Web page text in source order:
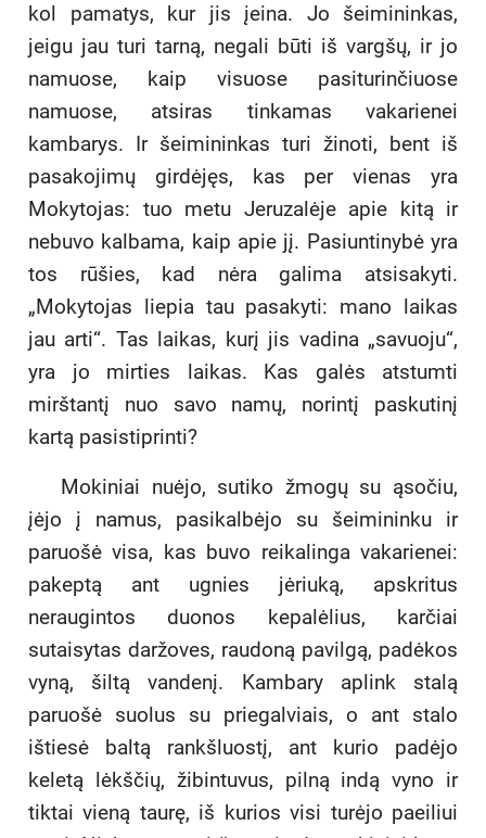
kol pamatys, kur jis įeina. Jo šeimininkas,
jeigu jau turi tarną, negali būti iš vargšų, ir jo
namuose, kaip visuose pasiturinčiuose
namuose, atsiras tinkamas vakarienei
kambarys. Ir šeimininkas turi žinoti, bent iš
pasakojimų girdėjęs, kas per vienas yra
Mokytojas: tuo metu Jeruzalėje apie kitą ir
nebuvo kalbama, kaip apie jį. Pasiuntinybė yra
tos rūšies, kad nėra galima atsisakyti.
„Mokytojas liepia tau pasakyti: mano laikas
jau arti“. Tas laikas, kurį jis vadina „savuoju“,
yra jo mirties laikas. Kas galės atstumti
mirštantį nuo savo namų, norintį paskutinį
kartą pasistiprinti?
Mokiniai nuėjo, sutiko žmogų su ąsočiu,
įėjo į namus, pasikalbėjo su šeimininku ir
paruošė visa, kas buvo reikalinga vakarienei:
pakeptą ant ugnies jėriuką, apskritus
neraugintos duonos kepalėlius, karčiai
sutaisytas daržoves, raudoną pavilgą, padėkos
vyną, šiltą vandenį. Kambary aplink stalą
paruošė suolus su priegalviais, o ant stalo
ištiesė baltą rankšluostį, ant kurio padėjo
keletą lėkščių, žibintuvus, pilną indą vyno ir
tiktai vieną taurę, iš kurios visi turėjo paeiliui